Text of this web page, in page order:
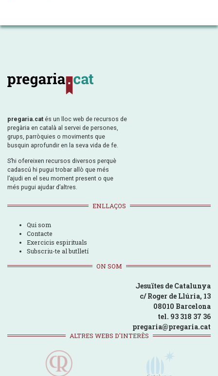
pregaria.cat és un lloc web de recursos de
pregària en català al servei de persones,
grups, parròquies o moviments que
busquin aprofundir en la seva vida de fe.
S’hi ofereixen recursos diversos perquè
cadascú hi pugui trobar allò que més
l’ajudi en el seu moment present o que
més pugui ajudar d’altres.
ENLLAÇOS
Qui som
Contacte
Exercicis espirituals
Subscriu-te al butlletí
ON SOM
Jesuïtes de Catalunya
c/ Roger de Llúria, 13
08010 Barcelona
tel. 93 318 37 36
pregaria@pregaria.cat
ALTRES WEBS D'INTERÈS